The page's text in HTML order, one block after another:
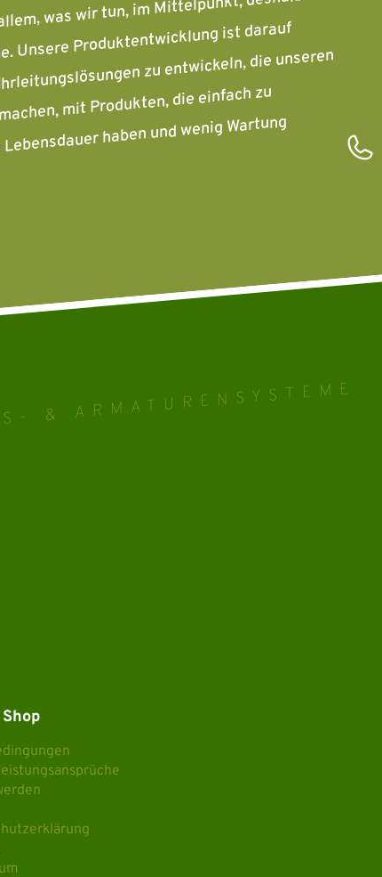
was wir tun, im Mittelpunkt, deshalb
Unsere Produktentwicklung ist darauf
zu entwickeln, die unseren
mit Produkten, die einfach zu
haben und wenig Wartung
ARMATURENSYSTEME